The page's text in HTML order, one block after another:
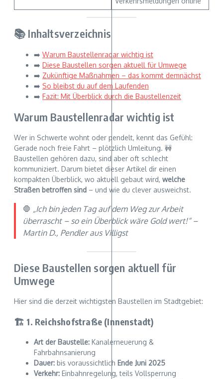
📚 Inhaltsverzeichnis
➡️ Warum Baustellenradar wichtig ist
➡️ Diese Baustellen sorgen aktuell für Umwege
➡️ Zukünftige Maßnahmen – das kommt demnächst
➡️ So bleibst du auf dem Laufenden
➡️ Fazit: Mit Überblick durch die Baustellenzeit
Warum Baustellenradar wichtig ist
Wer in Schwerte wohnt oder pendelt, kennt das Gefühl:
Gerade noch freie Fahrt – plötzlich Umleitung. 🚧
Baustellen gehören dazu, sind aber oft schlecht
kommuniziert. Darum bietet dieser Artikel dir einen
kompakten Überblick, wo aktuell gebaut wird, welche
Straßen betroffen sind – und wie du clever ausweichst.
🛑 „Ich bin jeden Tag auf dem Weg zur Arbeit
überrascht – so ein Überblick wäre Gold wert!“ –
Martin D., Pendler aus Villigst
Diese Baustellen sorgen aktuell für
Umwege
Hier sind die derzeit wichtigsten Baustellen im Stadtgebiet:
🏗️ 1. Reichshofstraße (Innenstadt)
Art der Baustelle: Kanalerneuerung &
Fahrbahnsanierung
Dauer: bis voraussichtlich Ende Juni 2025
Verkehr: Einbahnregelung, teils Vollsperrung